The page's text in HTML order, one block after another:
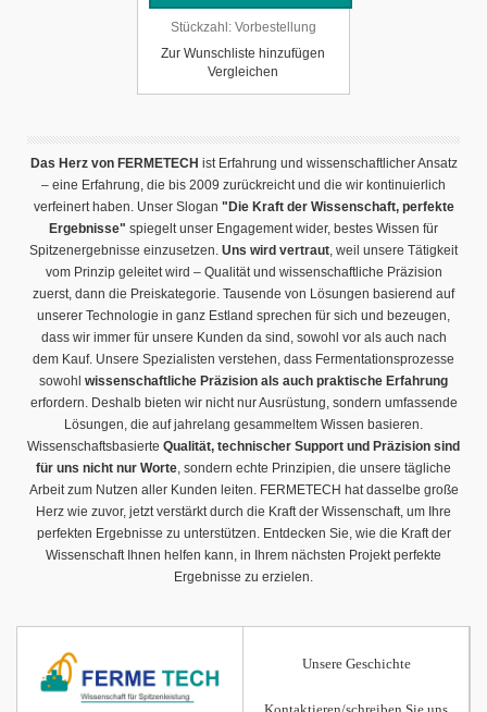
Stückzahl: Vorbestellung
Zur Wunschliste hinzufügen
Vergleichen
Das Herz von FERMETECH ist Erfahrung und wissenschaftlicher Ansatz
– eine Erfahrung, die bis 2009 zurückreicht und die wir kontinuierlich
verfeinert haben. Unser Slogan "Die Kraft der Wissenschaft, perfekte
Ergebnisse" spiegelt unser Engagement wider, bestes Wissen für
Spitzenergebnisse einzusetzen. Uns wird vertraut, weil unsere Tätigkeit
vom Prinzip geleitet wird – Qualität und wissenschaftliche Präzision
zuerst, dann die Preiskategorie. Tausende von Lösungen basierend auf
unserer Technologie in ganz Estland sprechen für sich und bezeugen,
dass wir immer für unsere Kunden da sind, sowohl vor als auch nach
dem Kauf. Unsere Spezialisten verstehen, dass Fermentationsprozesse
sowohl wissenschaftliche Präzision als auch praktische Erfahrung
erfordern. Deshalb bieten wir nicht nur Ausrüstung, sondern umfassende
Lösungen, die auf jahrelang gesammeltem Wissen basieren.
Wissenschaftsbasierte Qualität, technischer Support und Präzision sind
für uns nicht nur Worte, sondern echte Prinzipien, die unsere tägliche
Arbeit zum Nutzen aller Kunden leiten. FERMETECH hat dasselbe große
Herz wie zuvor, jetzt verstärkt durch die Kraft der Wissenschaft, um Ihre
perfekten Ergebnisse zu unterstützen. Entdecken Sie, wie die Kraft der
Wissenschaft Ihnen helfen kann, in Ihrem nächsten Projekt perfekte
Ergebnisse zu erzielen.
Unsere Geschichte